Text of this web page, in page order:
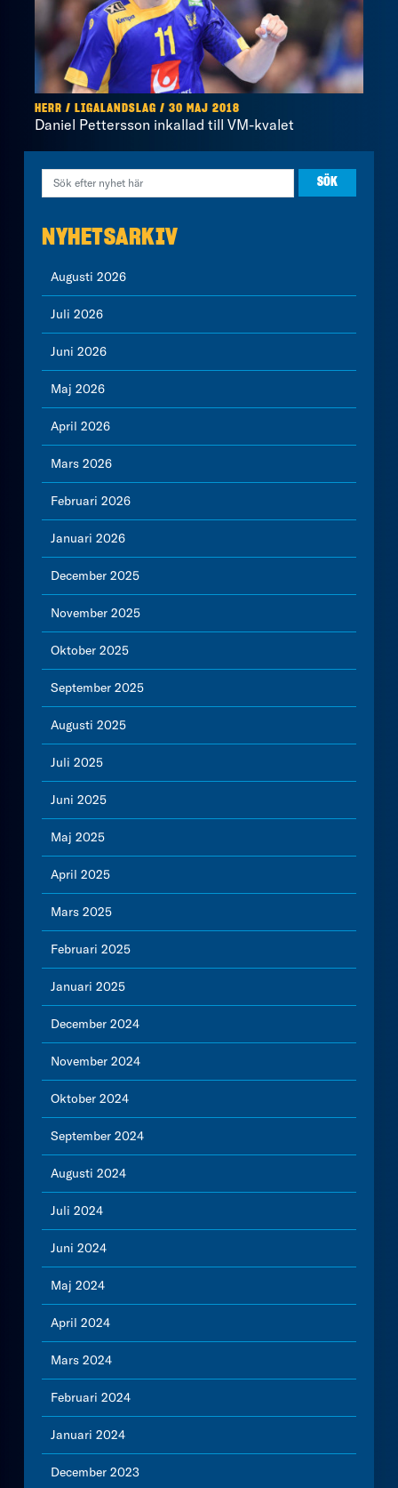
HERR / LIGALANDSLAG / 30 MAJ 2018
Daniel Pettersson inkallad till VM-kvalet
NYHETSARKIV
Augusti 2026
Juli 2026
Juni 2026
Maj 2026
April 2026
Mars 2026
Februari 2026
Januari 2026
December 2025
November 2025
Oktober 2025
September 2025
Augusti 2025
Juli 2025
Juni 2025
Maj 2025
April 2025
Mars 2025
Februari 2025
Januari 2025
December 2024
November 2024
Oktober 2024
September 2024
Augusti 2024
Juli 2024
Juni 2024
Maj 2024
April 2024
Mars 2024
Februari 2024
Januari 2024
December 2023